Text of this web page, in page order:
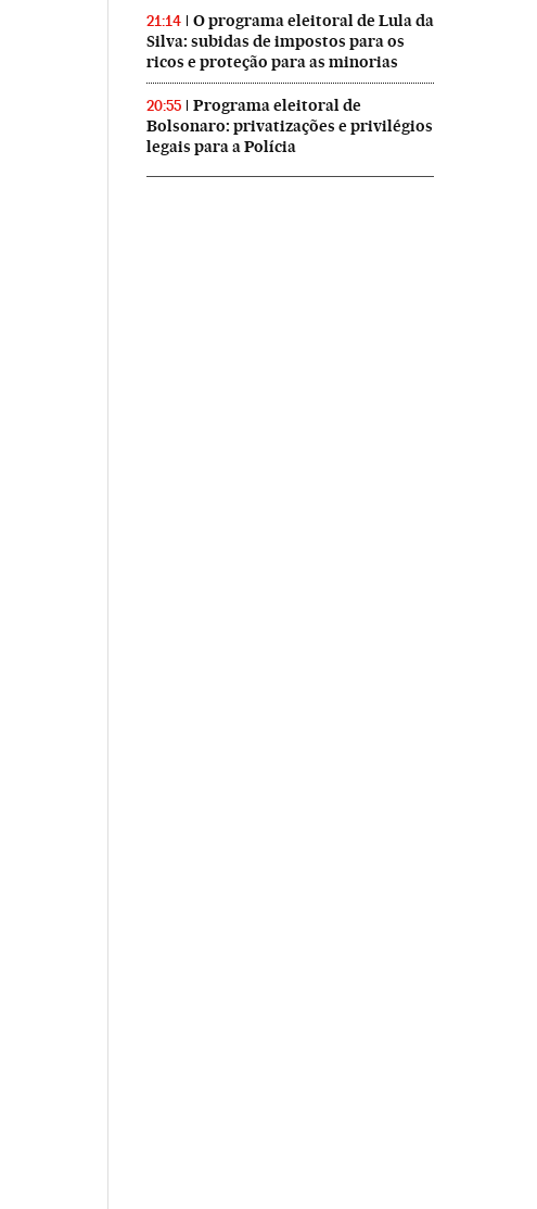
21:14
O programa eleitoral de Lula da
Silva: subidas de impostos para os
ricos e proteção para as minorias
20:55
Programa eleitoral de
Bolsonaro: privatizações e privilégios
legais para a Polícia